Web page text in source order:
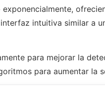
intuitiva similar a
para mejorar la
para aumentar la